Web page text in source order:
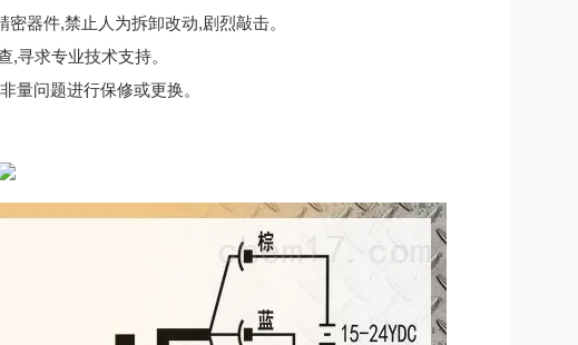
器件,禁止人为拆卸改动,剧烈敲击。
寻求专业技术支持。
量问题进行保修或更换。